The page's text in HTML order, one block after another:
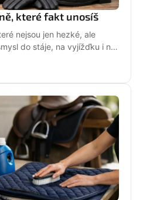
které fakt unosíš
nejsou jen hezké, ale
do stáje, na vyjížďku i na